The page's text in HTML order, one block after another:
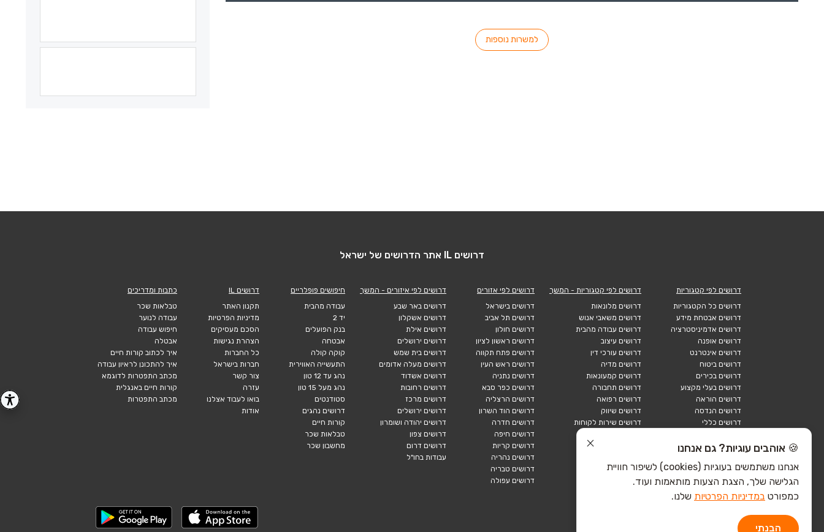
למשרות נוספות
דרושים IL אתר הדרושים של ישראל
דרושים לפי קטגוריות
דרושים כל הקטגוריות
דרושים אבטחת מידע
דרושים אדמיניסטרציה
דרושים אופנה
דרושים אינטרנט
דרושים ביטוח
דרושים בכירים
דרושים בעלי מקצוע
דרושים הוראה
דרושים הנדסה
דרושים כללי
דרושים לוגיסטיקה
דרושים מכירות
הייטק חומרה
דרושים לפי קטגוריות - המשך
דרושים מלונאות
דרושים משאבי אנוש
דרושים עבודה מהבית
דרושים עיצוב
דרושים עורכי דין
דרושים מדיה
דרושים קמעונאות
דרושים תחבורה
דרושים רפואה
דרושים שיווק
דרושים שירות לקוחות
הייטק כללי
הייטק תוכנה
דרושים לפי אזורים
דרושים בישראל
דרושים תל אביב
דרושים חולון
דרושים ראשון לציון
דרושים פתח תקווה
דרושים ראש העין
דרושים נתניה
דרושים כפר סבא
דרושים הרצליה
דרושים הוד השרון
דרושים חדרה
דרושים חיפה
דרושים קריות
דרושים נהריה
דרושים טבריה
דרושים עפולה
דרושים לפי איזורים - המשך
דרושים באר שבע
דרושים אשקלון
דרושים אילת
דרושים ירושלים
דרושים בית שמש
דרושים מעלה אדומים
דרושים אשדוד
דרושים רחובות
דרושים מרכז
דרושים ירושלים
דרושים יהודה ושומרון
דרושים צפון
דרושים דרום
עבודות בחו"ל
חיפושים פופלריים
עבודה מהבית
יד 2
בנק הפועלים
אבטחה
קוקה קולה
התעשייה האווירית
נהג עד 12 טון
נהג מעל 15 טון
סטודנטים
דרושים נהגים
קורות חיים
טבלאות שכר
מחשבון שכר
דרושים IL
תקנון האתר
מדיניות הפרטיות
הסכם מעסיקים
הצהרת נגישות
כל החברות
חברות בישראל
צור קשר
עזרה
בואו לעבוד אצלנו
אודות
כתבות ומדריכים
טבלאות שכר
עבודה לנוער
חיפוש עבודה
אבטלה
איך לכתוב קורות חיים
איך להתכונן לראיון עבודה
מכתב התפטרות לדוגמא
קורות חיים באנגלית
מכתב התפטרות
🍪 אוהבים עוגיות? גם אנחנו
אנחנו משתמשים בעוגיות (cookies) לשיפור חוויית
הגלישה שלך, הצגת הצעות מותאמות ועוד.
כמפורט במדיניות הפרטיות שלנו.
הבנתי